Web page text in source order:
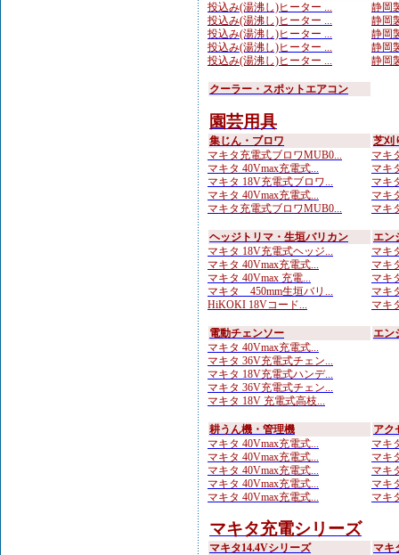
投込み(湯沸し)ヒーター ...
投込み(湯沸し)ヒーター ...
投込み(湯沸し)ヒーター ...
投込み(湯沸し)ヒーター ...
投込み(湯沸し)ヒーター ...
静岡
静岡
静岡
静岡
静岡
クーラー・スポットエアコン
園芸用具
集じん・ブロワ
マキタ充電式ブロワMUB0...
マキタ 40Vmax充電式...
マキタ 18V充電式ブロワ...
マキタ 40Vmax充電式...
マキタ充電式ブロワMUB0...
芝刈
マキ
マキ
マキ
マキ
マキ
ヘッジトリマ・生垣バリカン
マキタ 18V充電式ヘッジ...
マキタ 40Vmax充電式...
マキタ 40Vmax 充電...
マキタ 450mm生垣バリ...
HiKOKI 18Vコード...
エン
マキ
マキ
マキ
マキ
マキ
電動チェンソー
マキタ 40Vmax充電式...
マキタ 36V充電式チェン...
マキタ 18V充電式ハンデ...
マキタ 36V充電式チェン...
マキタ 18V 充電式高枝...
エン
耕うん機・管理機
マキタ 40Vmax充電式...
マキタ 40Vmax充電式...
マキタ 40Vmax充電式...
マキタ 40Vmax充電式...
マキタ 40Vmax充電式...
アク
マキ
マキ
マキ
マキ
マキ
マキタ充電シリーズ
マキタ14.4Vシリーズ
マキ